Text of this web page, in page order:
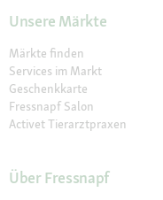
Unsere Märkte
Märkte finden
Services im Markt
Geschenkkarte
Fressnapf Salon
Activet Tierarztpraxen
Über Fressnapf